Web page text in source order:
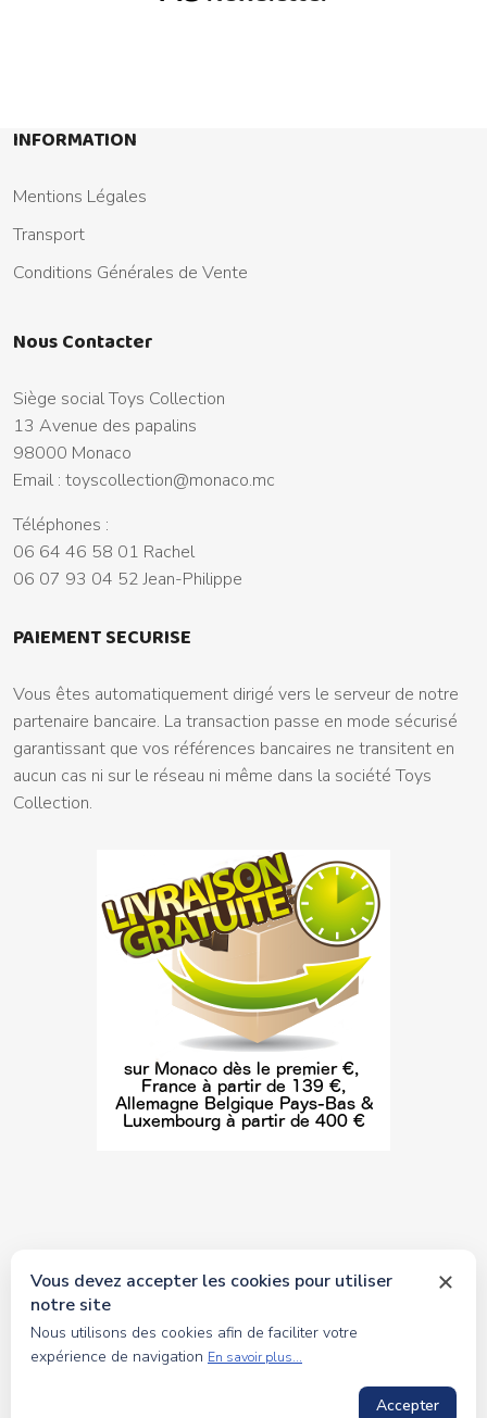
INFORMATION
Mentions Légales
Transport
Conditions Générales de Vente
Nous Contacter
Siège social Toys Collection
13 Avenue des papalins
98000 Monaco
Email : toyscollection@monaco.mc
Téléphones :
06 64 46 58 01 Rachel
06 07 93 04 52 Jean-Philippe
PAIEMENT SECURISE
Vous êtes automatiquement dirigé vers le serveur de notre
partenaire bancaire. La transaction passe en mode sécurisé
garantissant que vos références bancaires ne transitent en
aucun cas ni sur le réseau ni même dans la société Toys
Collection.
© 2026 tous droits réservés Toyscollection. Réalisation
oceanesoft.com
Vous devez accepter les cookies pour utiliser
notre site
Nous utilisons des cookies afin de faciliter votre
expérience de navigation En savoir plus...
Accepter